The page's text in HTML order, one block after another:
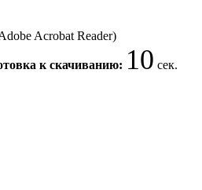
Acrobat Reader)
к скачиванию: 10 сек.